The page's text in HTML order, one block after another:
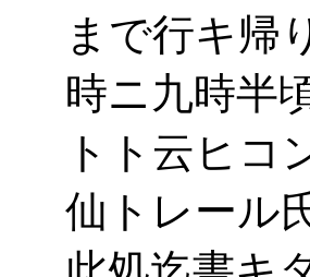
まで行キ帰
時ニ九時半
トト云ヒ
仙トレール